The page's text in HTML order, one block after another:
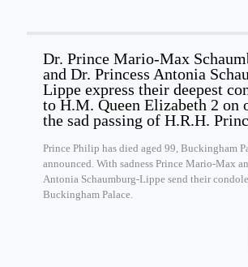
Dr. Prince Mario-Max
and Dr. Princess Antonia
Lippe express their deepest
to H.M. Queen Elizabeth 2 on
the sad passing of H.R.H.
Prince Philip has died aged 99, Buckingham
announced. With sadness Prince Mario-Max
Antonia Schaumburg-Lippe send their
Buckingham Palace.